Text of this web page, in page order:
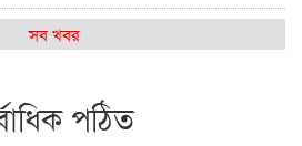
মধ্যবিত্তরা
প্রকাশ ও পুরস্কার বিতরণ
সব খবর
পঠিত